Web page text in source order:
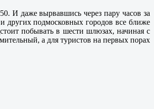
И даже вырвавшись через пару часов за
других подмосковных городов все ближе
побывать в шести шлюзах, начиная с
а для туристов на первых порах